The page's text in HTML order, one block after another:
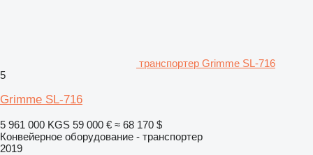
транспортер Grimme SL-716
5
Grimme SL-716
5 961 000 KGS 59 000 € ≈ 68 170 $
Конвейерное оборудование - транспортер
2019